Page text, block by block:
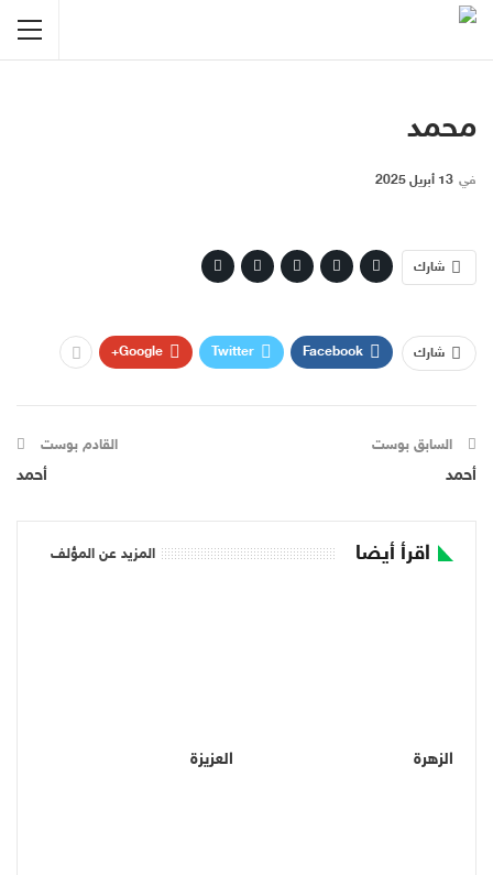
محمد
في 13 أبريل 2025
شارك
شارك Facebook
Twitter
Google+
السابق بوست
أحمد
القادم بوست
أحمد
اقرأ أيضا المزيد عن المؤلف
الزهرة العزيزة